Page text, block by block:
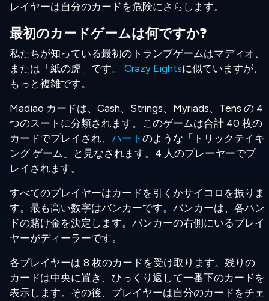
レイヤーは自分のカードを危険にさらします。
最初のカードゲームは何ですか?
私たちが知っている最初のトランプゲームはマディオ、
または「紙の虎」です。 Crazy Eightsに似ていますが、
もっと複雑です。
Madiao カードは、Cash、Strings、Myriads、Tens の 4
つのスートに分類されます。このゲームは合計 40 枚の
カードでプレイされ、 ハート のような「トリックテイキ
ング ゲーム」と見なされます。4 人のプレーヤーでプ
レイされます。
すべてのプレイヤーはカードを引くかサイコロを振りま
す。最も高い数字はバンカーです。バンカーは、各ハン
ドの賭け金を決定します。バンカーの右側にいるプレイ
ヤーがディーラーです。
各プレイヤーは 8 枚のカードを受け取ります。残りの
カードは中央に置き、ひっくり返して一番下のカードを
表示します。その後、プレイヤーは自分のカードをチェ